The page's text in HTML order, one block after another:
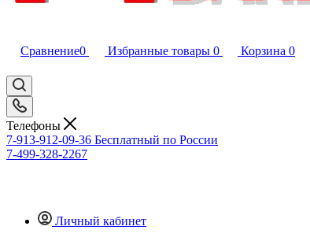
Сравнение0 Избранные товары 0 Корзина 0
Телефоны
7-913-912-09-36 Бесплатный по России
7-499-328-2267
Личный кабинет